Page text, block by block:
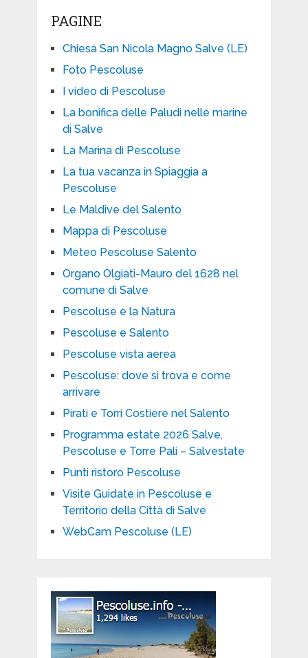
PAGINE
Chiesa San Nicola Magno Salve (LE)
Foto Pescoluse
I video di Pescoluse
La bonifica delle Paludi nelle marine
di Salve
La Marina di Pescoluse
La tua vacanza in Spiaggia a
Pescoluse
Le Maldive del Salento
Mappa di Pescoluse
Meteo Pescoluse Salento
Organo Olgiati-Mauro del 1628 nel
comune di Salve
Pescoluse e la Natura
Pescoluse e Salento
Pescoluse vista aerea
Pescoluse: dove si trova e come
arrivare
Pirati e Torri Costiere nel Salento
Programma estate 2026 Salve,
Pescoluse e Torre Pali – Salvestate
Punti ristoro Pescoluse
Visite Guidate in Pescoluse e
Territorio della Città di Salve
WebCam Pescoluse (LE)